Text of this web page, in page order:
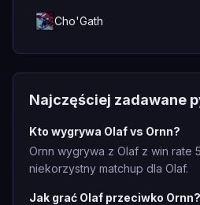
Cho'Gath
Najczęściej zadawane
Kto wygrywa Olaf vs Ornn?
Ornn wygrywa z Olaf z win rate
niekorzystny matchup dla Olaf.
Jak grać Olaf przeciwko Ornn?